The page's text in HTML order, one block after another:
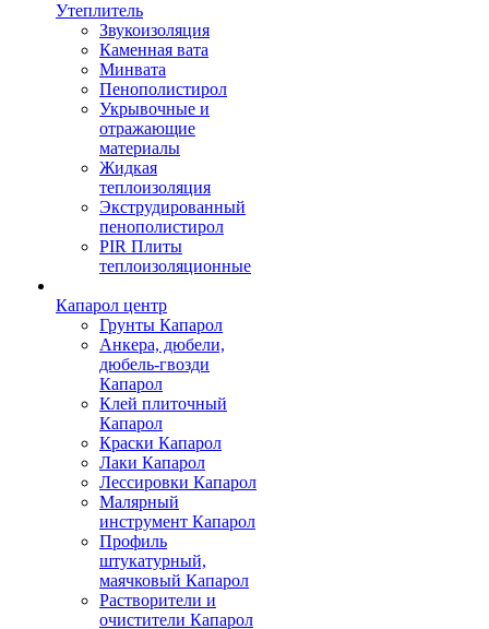
Утеплитель
Звукоизоляция
Каменная вата
Минвата
Пенополистирол
Укрывочные и
отражающие
материалы
Жидкая
теплоизоляция
Экструдированный
пенополистирол
PIR Плиты
теплоизоляционные
Капарол центр
Грунты Капарол
Анкера, дюбели,
дюбель-гвозди
Капарол
Клей плиточный
Капарол
Краски Капарол
Лаки Капарол
Лессировки Капарол
Малярный
инструмент Капарол
Профиль
штукатурный,
маячковый Капарол
Растворители и
очистители Капарол